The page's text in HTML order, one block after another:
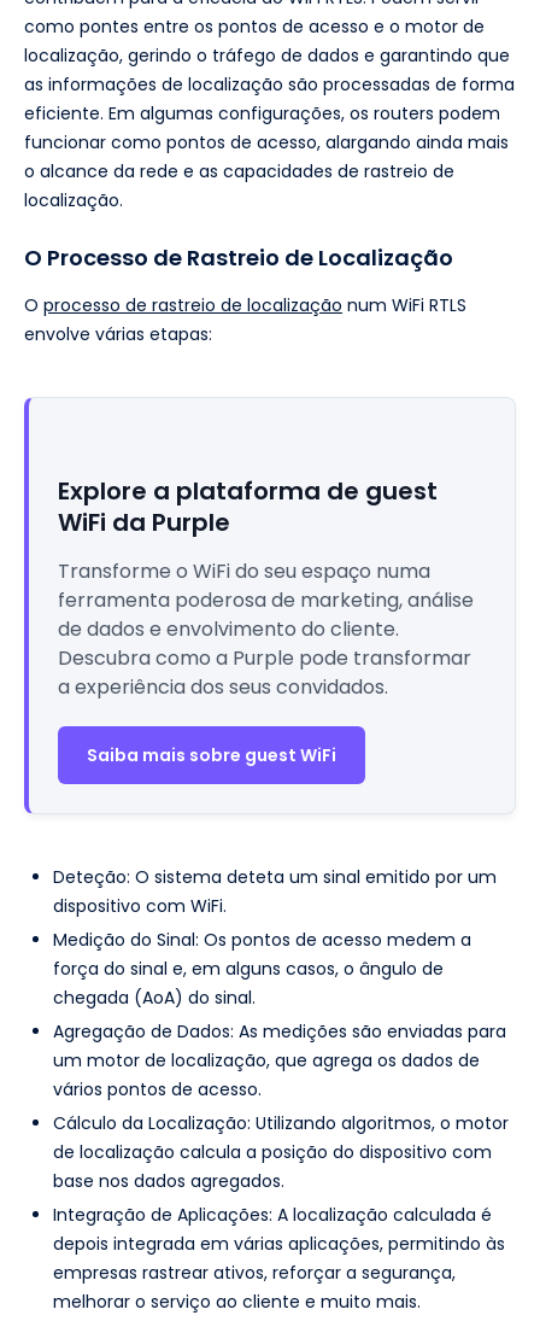
como pontes entre os pontos de acesso e o motor de
localização, gerindo o tráfego de dados e garantindo que
as informações de localização são processadas de forma
eficiente. Em algumas configurações, os routers podem
funcionar como pontos de acesso, alargando ainda mais
o alcance da rede e as capacidades de rastreio de
localização.
O Processo de Rastreio de Localização
O processo de rastreio de localização num WiFi RTLS
envolve várias etapas:
Explore a plataforma de guest
WiFi da Purple
Transforme o WiFi do seu espaço numa
ferramenta poderosa de marketing, análise
de dados e envolvimento do cliente.
Descubra como a Purple pode transformar
a experiência dos seus convidados.
Saiba mais sobre guest WiFi
Deteção: O sistema deteta um sinal emitido por um
dispositivo com WiFi.
Medição do Sinal: Os pontos de acesso medem a
força do sinal e, em alguns casos, o ângulo de
chegada (AoA) do sinal.
Agregação de Dados: As medições são enviadas para
um motor de localização, que agrega os dados de
vários pontos de acesso.
Cálculo da Localização: Utilizando algoritmos, o motor
de localização calcula a posição do dispositivo com
base nos dados agregados.
Integração de Aplicações: A localização calculada é
depois integrada em várias aplicações, permitindo às
empresas rastrear ativos, reforçar a segurança,
melhorar o serviço ao cliente e muito mais.